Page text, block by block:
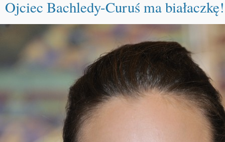
Ojciec Bachledy-Curuś ma białaczkę!